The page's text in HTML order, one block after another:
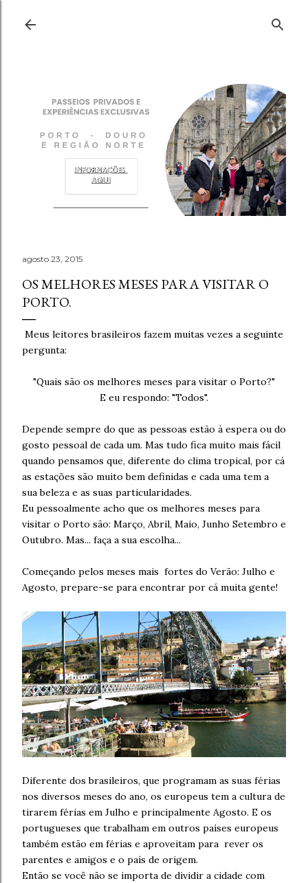
agosto 23, 2015
OS MELHORES MESES PARA VISITAR O
PORTO.
Meus leitores brasileiros fazem muitas vezes a seguinte
pergunta:
"Quais são os melhores meses para visitar o Porto?"
E eu respondo: "Todos".
Depende sempre do que as pessoas estão à espera ou do
gosto pessoal de cada um. Mas tudo fica muito mais fácil
quando pensamos que, diferente do clima tropical, por cá
as estações são muito bem definidas e cada uma tem a
sua beleza e as suas particularidades.
Eu pessoalmente acho que os melhores meses para
visitar o Porto são: Março, Abril, Maio, Junho Setembro e
Outubro. Mas... faça a sua escolha...
Começando pelos meses mais fortes do Verão: Julho e
Agosto, prepare-se para encontrar por cá muita gente!
Diferente dos brasileiros, que programam as suas férias
nos diversos meses do ano, os europeus tem a cultura de
tirarem férias em Julho e principalmente Agosto. E os
portugueses que trabalham em outros países europeus
também estão em férias e aproveitam para rever os
parentes e amigos e o país de origem.
Então se você não se importa de dividir a cidade com